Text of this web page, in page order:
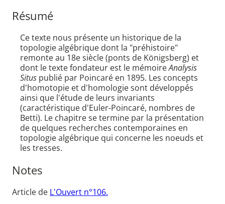
Résumé
Ce texte nous présente un historique de la
topologie algébrique dont la "préhistoire"
remonte au 18e siècle (ponts de Königsberg) et
dont le texte fondateur est le mémoireAnalysis
Situs publié par Poincaré en 1895. Les concepts
d'homotopie et d'homologie sont développés
ainsi que l'étude de leurs invariants
(caractéristique d'Euler-Poincaré, nombres de
Betti). Le chapitre se termine par la présentation
de quelques recherches contemporaines en
topologie algébrique qui concerne les noeuds et
les tresses.
Notes
Article de L'Ouvert n°106.